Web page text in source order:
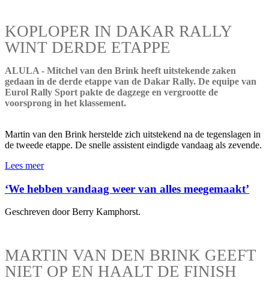
KOPLOPER IN DAKAR RALLY
WINT DERDE ETAPPE
ALULA - Mitchel van den Brink heeft uitstekende zaken
gedaan in de derde etappe van de Dakar Rally. De equipe van
Eurol Rally Sport pakte de dagzege en vergrootte de
voorsprong in het klassement.
Martin van den Brink herstelde zich uitstekend na de tegenslagen in
de tweede etappe. De snelle assistent eindigde vandaag als zevende.
Lees meer
‘We hebben vandaag weer van alles meegemaakt’
Geschreven door Berry Kamphorst.
MARTIN VAN DEN BRINK GEEFT
NIET OP EN HAALT DE FINISH